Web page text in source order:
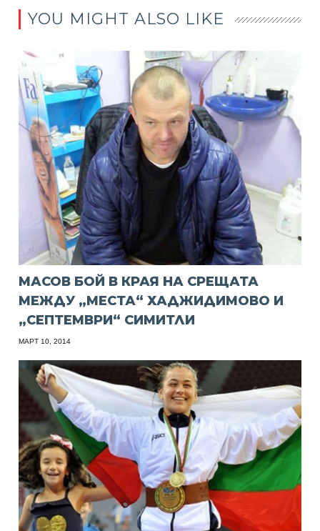
YOU MIGHT ALSO LIKE
МАСОВ БОЙ В КРАЯ НА СРЕЩАТА
МЕЖДУ „МЕСТА“ ХАДЖИДИМОВО И
„СЕПТЕМВРИ“ СИМИТЛИ
МАРТ 10, 2014